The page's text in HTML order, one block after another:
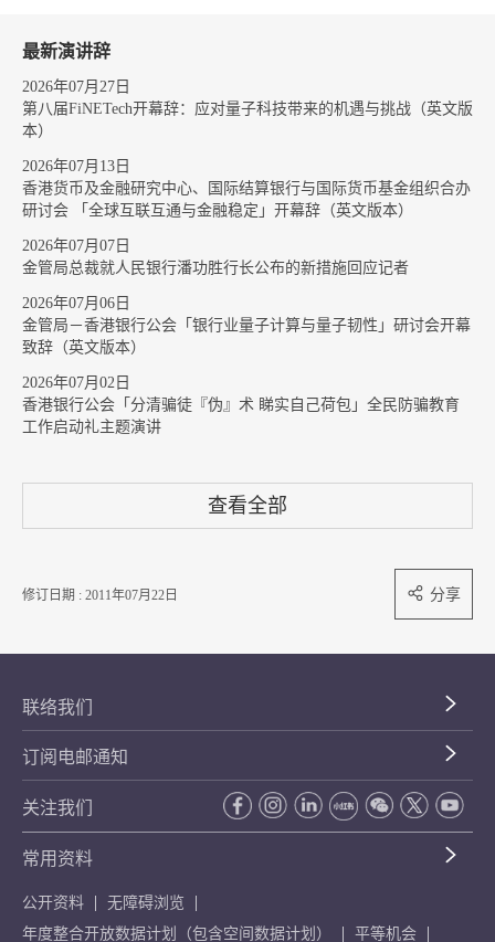
最新演讲辞
2026年07月27日
第八届FiNETech开幕辞：应对量子科技带来的机遇与挑战（英文版
本）
2026年07月13日
香港货币及金融研究中心、国际结算银行与国际货币基金组织合办
研讨会 「全球互联互通与金融稳定」开幕辞（英文版本）
2026年07月07日
金管局总裁就人民银行潘功胜行长公布的新措施回应记者
2026年07月06日
金管局－香港银行公会「银行业量子计算与量子韧性」研讨会开幕
致辞（英文版本）
2026年07月02日
香港银行公会「分清骗徒『伪』术 睇实自己荷包」全民防骗教育
工作启动礼主题演讲
查看全部
修订日期 : 2011年07月22日 分享
联络我们
订阅电邮通知
关注我们
常用资料
公开资料
无障碍浏览
年度整合开放数据计划（包含空间数据计划）
平等机会